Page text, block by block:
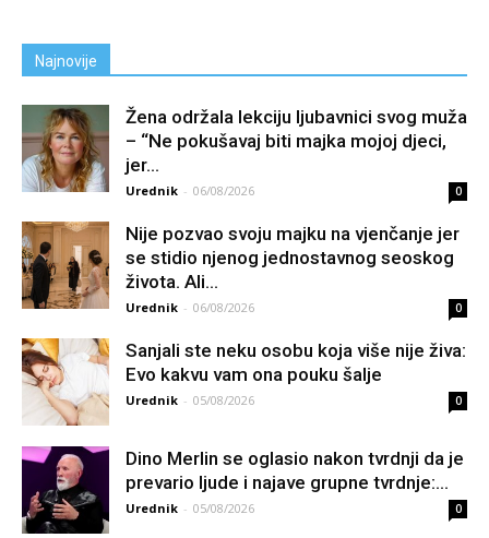
Najnovije
Žena održala lekciju ljubavnici svog muža
– “Ne pokušavaj biti majka mojoj djeci,
jer...
Urednik - 06/08/2026 0
Nije pozvao svoju majku na vjenčanje jer
se stidio njenog jednostavnog seoskog
života. Ali...
Urednik - 06/08/2026 0
Sanjali ste neku osobu koja više nije živa:
Evo kakvu vam ona pouku šalje
Urednik - 05/08/2026 0
Dino Merlin se oglasio nakon tvrdnji da je
prevario ljude i najave grupne tvrdnje:...
Urednik - 05/08/2026 0